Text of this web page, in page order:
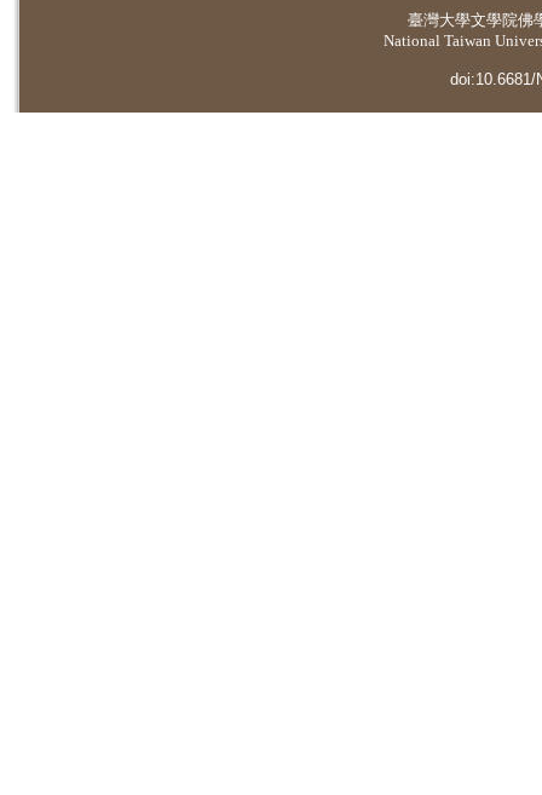
臺灣大學文學院佛
National Taiwan
doi:10.6681/